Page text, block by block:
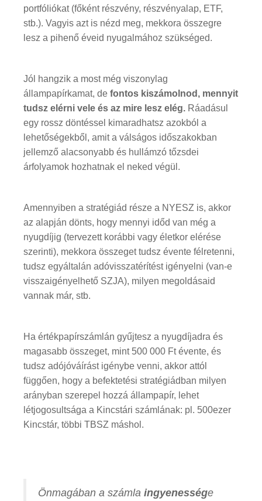
portfóliókat (főként részvény, részvényalap, ETF,
stb.). Vagyis azt is nézd meg, mekkora összegre
lesz a pihenő éveid nyugalmához szükséged.
Jól hangzik a most még viszonylag
állampapírkamat, de fontos kiszámolnod, mennyit
tudsz elérni vele és az mire lesz elég. Ráadásul
egy rossz döntéssel kimaradhatsz azokból a
lehetőségekből, amit a válságos időszakokban
jellemző alacsonyabb és hullámzó tőzsdei
árfolyamok hozhatnak el neked végül.
Amennyiben a stratégiád része a NYESZ is, akkor
az alapján dönts, hogy mennyi időd van még a
nyugdíjig (tervezett korábbi vagy életkor elérése
szerinti), mekkora összeget tudsz évente félretenni,
tudsz egyáltalán adóvisszatérítést igényelni (van-e
visszaigényelhető SZJA), milyen megoldásaid
vannak már, stb.
Ha értékpapírszámlán gyűjtesz a nyugdíjadra és
magasabb összeget, mint 500 000 Ft évente, és
tudsz adójóváírást igénybe venni, akkor attól
függően, hogy a befektetési stratégiádban milyen
arányban szerepel hozzá állampapír, lehet
létjogosultsága a Kincstári számlának: pl. 500ezer
Kincstár, többi TBSZ máshol.
Önmagában a számla ingyenessége